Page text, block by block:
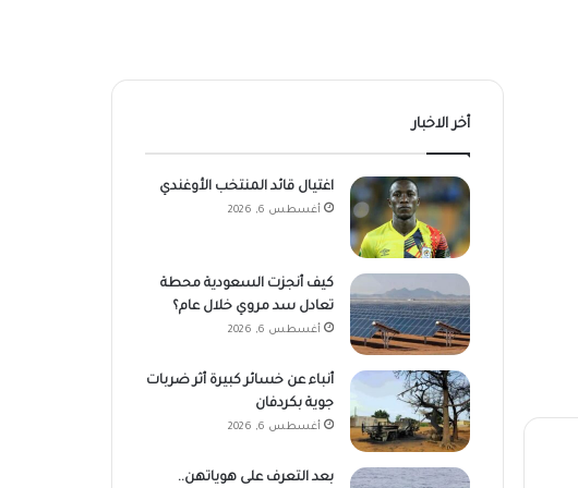
أخر الاخبار
اغتيال قائد المنتخب الأوغندي
أغسطس 6, 2026
كيف أنجزت السعودية محطة
تعادل سد مروي خلال عام؟
أغسطس 6, 2026
أنباء عن خسائر كبيرة أثر ضربات
جوية بكردفان
أغسطس 6, 2026
بعد التعرف على هوياتهن..